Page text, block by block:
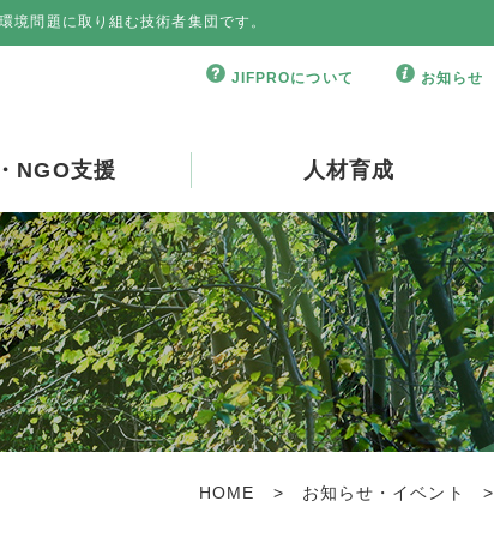
境問題に取り組む技術者集団です。
JIFPROについて お知らせ
NGO支援 人材育成
HOME > お知らせ・イベント >